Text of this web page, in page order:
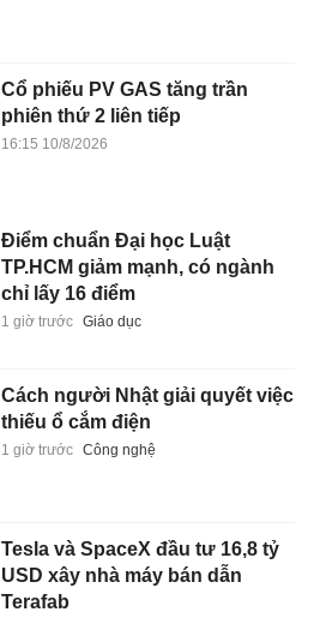
Cổ phiếu PV GAS tăng trần
phiên thứ 2 liên tiếp
16:15 10/8/2026
Điểm chuẩn Đại học Luật
TP.HCM giảm mạnh, có ngành
chỉ lấy 16 điểm
1 giờ trước Giáo dục
Cách người Nhật giải quyết việc
thiếu ổ cắm điện
1 giờ trước Công nghệ
Tesla và SpaceX đầu tư 16,8 tỷ
USD xây nhà máy bán dẫn
Terafab